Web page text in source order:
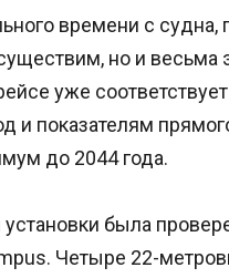
времени с судна,
но и
уже
и показателям
до 2044 года.
была
Четыре 22-